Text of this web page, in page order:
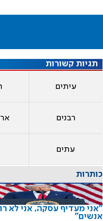
תגיות קשורות
עיתים
רבנים
עתים
כותרות
"אני מעדיף עסקה, אני לא
אנשים"